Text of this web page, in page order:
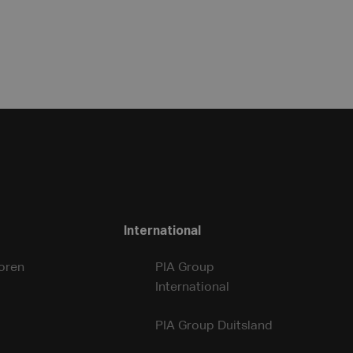
International
PIA Group
International
PIA Group Duitsland